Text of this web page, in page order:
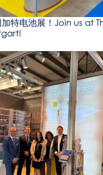
特电池展！Join us at